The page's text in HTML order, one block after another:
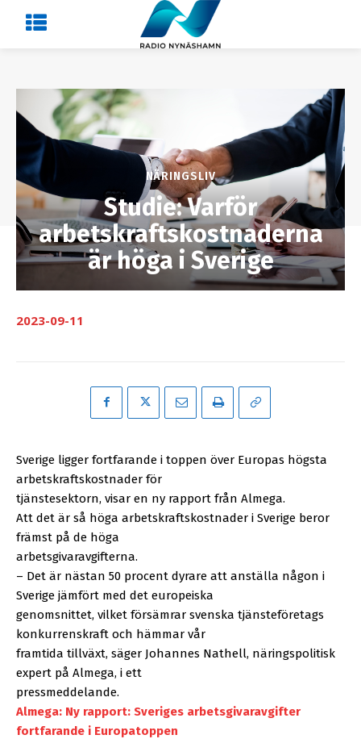
NÄRINGSLIV
Studie: Varför
arbetskraftskostnaderna
är höga i Sverige
2023-09-11
Sverige ligger fortfarande i toppen över Europas högsta
arbetskraftskostnader för
tjänstesektorn, visar en ny rapport från Almega.
Att det är så höga arbetskraftskostnader i Sverige beror
främst på de höga
arbetsgivaravgifterna.
– Det är nästan 50 procent dyrare att anställa någon i
Sverige jämfört med det europeiska
genomsnittet, vilket försämrar svenska tjänsteföretags
konkurrenskraft och hämmar vår
framtida tillväxt, säger Johannes Nathell, näringspolitisk
expert på Almega, i ett
pressmeddelande.
Almega: Ny rapport: Sveriges arbetsgivaravgifter
fortfarande i Europatoppen